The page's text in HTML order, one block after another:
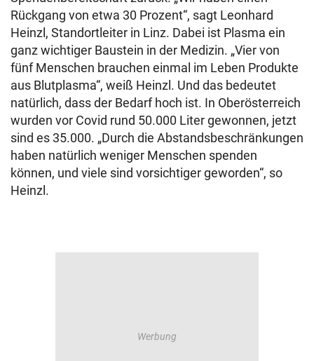
Rückgang von etwa 30 Prozent“, sagt Leonhard
Heinzl, Standortleiter in Linz. Dabei ist Plasma ein
ganz wichtiger Baustein in der Medizin. „Vier von
fünf Menschen brauchen einmal im Leben Produkte
aus Blutplasma“, weiß Heinzl. Und das bedeutet
natürlich, dass der Bedarf hoch ist. In Oberösterreich
wurden vor Covid rund 50.000 Liter gewonnen, jetzt
sind es 35.000. „Durch die Abstandsbeschränkungen
haben natürlich weniger Menschen spenden
können, und viele sind vorsichtiger geworden“, so
Heinzl.